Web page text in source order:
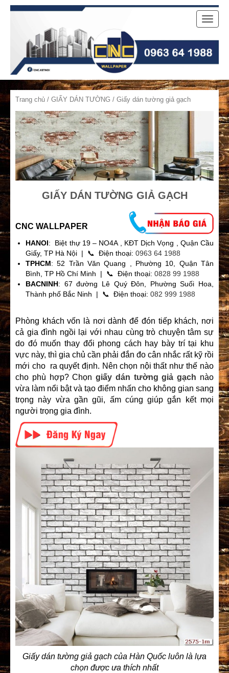
Toggle
Trang chủ / GIẤY DÁN TƯỜNG / Giấy dán tường giả gạch
GIẤY DÁN TƯỜNG GIẢ GẠCH
CNC WALLPAPER
HANOI: Biệt thự 19 – NO4A , KĐT Dịch Vọng , Quận Cầu
Giấy, TP Hà Nội | 📞 Điện thoại: 0963 64 1988
TPHCM: 52 Trần Văn Quang , Phường 10, Quận Tân
Bình, TP Hồ Chí Minh | 📞 Điện thoại: 0828 99 1988
BACNINH: 67 đường Lê Quý Đôn, Phường Suối Hoa,
Thành phố Bắc Ninh | 📞 Điện thoại: 082 999 1988
Phòng khách vốn là nơi dành để đón tiếp khách, nơi
cả gia đình ngồi lại với nhau cùng trò chuyện tâm sự
do đó muốn thay đổi phong cách hay bày trí tại khu
vực này, thì gia chủ cần phải đắn đo cân nhắc rất kỹ rồi
mới cho ra quyết định. Nên chọn nội thất như thế nào
cho phù hợp? Chọngiấy dán tường giả gạch nào
vừa làm nổi bật và tạo điểm nhấn cho không gian sang
trọng này vừa gần gũi, ấm cúng giúp gắn kết mọi
người trọng gia đình.
Giấy dán tường giả gạch của Hàn Quốc luôn là lựa
chọn được ưa thích nhất